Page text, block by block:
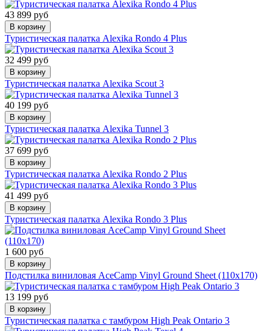
43 899 руб
В корзину
Туристическая палатка Alexika Rondo 4 Plus
32 499 руб
В корзину
Туристическая палатка Alexika Scout 3
40 199 руб
В корзину
Туристическая палатка Alexika Tunnel 3
37 699 руб
В корзину
Туристическая палатка Alexika Rondo 2 Plus
41 499 руб
В корзину
Туристическая палатка Alexika Rondo 3 Plus
1 600 руб
В корзину
Подстилка виниловая AceCamp Vinyl Ground Sheet (110x170)
13 199 руб
В корзину
Туристическая палатка с тамбуром High Peak Ontario 3